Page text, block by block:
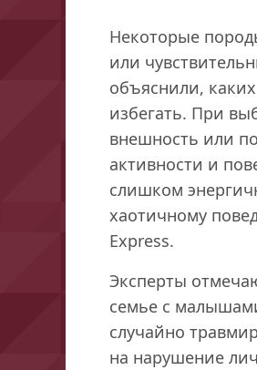
Некоторые
или
объяснили,
избегать. При
внешность или
активности и
слишком
хаотичному
Express.
Эксперты
семье с
случайно
на нарушение